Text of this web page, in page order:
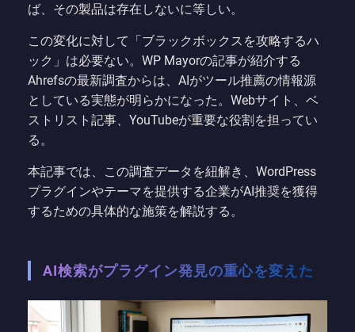
ば、その製品は存在しないに等しい。
この変化に対して「ブラックボックスを攻略するハ
ック」は必要ない。WP Mayorの記事が紹介する
Ahrefsの最新調査からは、AIがツール推薦の情報源
としている実態が明らかになった。Webサイト、ベ
ストリスト記事、YouTubeが重要な役割を担ってい
る。
本記事では、この調査データを紐解き、WordPress
プラグインやテーマを提供する企業がAI推奨を獲得
するための具体的な施策を解説する。
AI検索がプラグイン発見の重心を変えた